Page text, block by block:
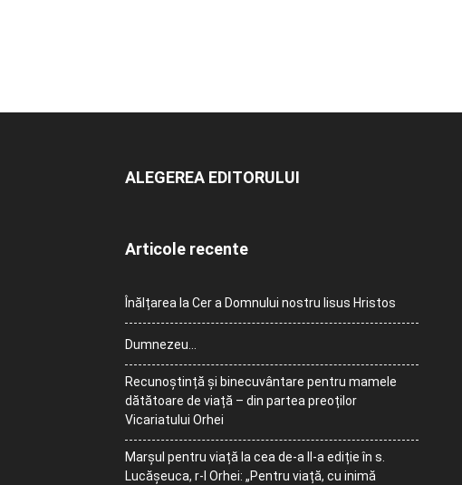
ALEGEREA EDITORULUI
Articole recente
Înălțarea la Cer a Domnului nostru Iisus Hristos
Dumnezeu…
Recunoștință și binecuvântare pentru mamele
dătătoare de viață – din partea preoților
Vicariatului Orhei
Marșul pentru viață la cea de-a II-a ediție în s.
Lucășeuca, r-l Orhei: „Pentru viață, cu inimă